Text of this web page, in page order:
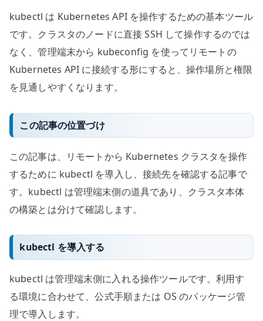
本
へ
の
kubectl は Kubernetes API を操作するための基本ツール
です。クラスタのノードに直接 SSH して操作するのでは
なく、管理端末から kubeconfig を使ってリモートの
Kubernetes API に接続する形にすると、操作場所と権限
を見通しやすくなります。
この記事の位置づけ
この記事は、リモートから Kubernetes クラスタを操作
するために kubectl を導入し、接続先を確認する記事で
す。kubectl は管理端末側の道具であり、クラスタ本体
の構築とは分けて確認します。
kubectl を導入する
kubectl は管理端末側に入れる操作ツールです。利用す
る環境に合わせて、公式手順または OS のパッケージ管
理で導入します。